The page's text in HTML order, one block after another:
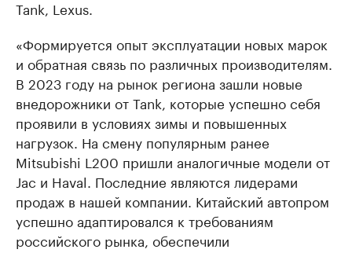
Tank, Lexus.
«Формируется опыт эксплуатации новых марок
и обратная связь по различных производителям.
В 2023 году на рынок региона зашли новые
внедорожники от Tank, которые успешно себя
проявили в условиях зимы и повышенных
нагрузок. На смену популярным ранее
Mitsubishi L200 пришли аналогичные модели от
Jac и Haval. Последние являются лидерами
продаж в нашей компании. Китайский автопром
успешно адаптировался к требованиям
российского рынка, обеспечили